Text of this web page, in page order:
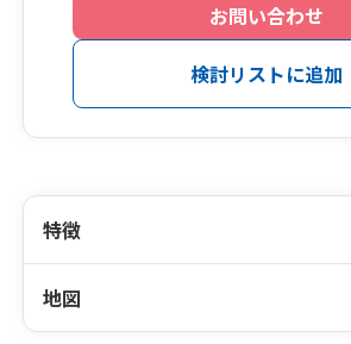
お問い合わせ
検討リストに追加
特徴
地図